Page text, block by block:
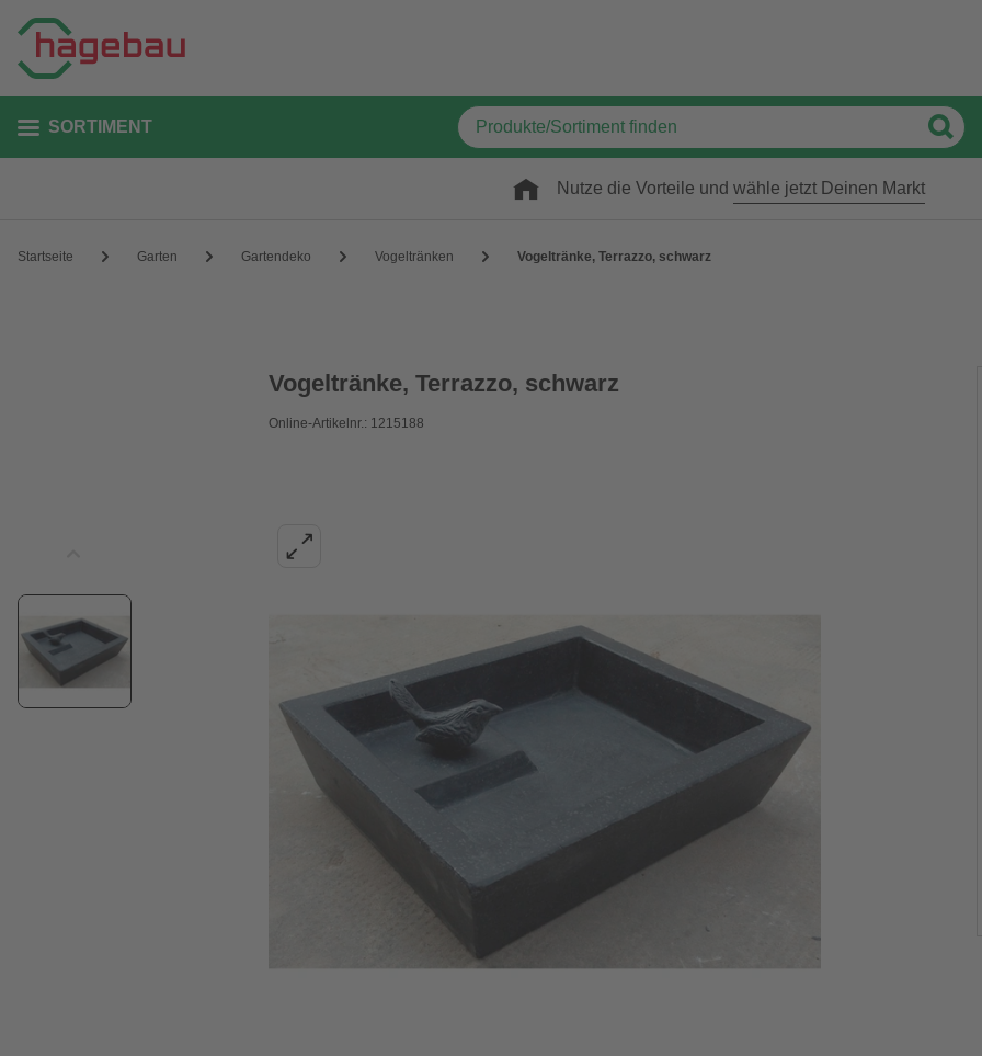
SORTIMENT
Nutze die Vorteile und wähle jetzt Deinen Markt
Startseite Garten Gartendeko Vogeltränken Vogeltränke, Terrazzo, schwarz
Vogeltränke, Terrazzo, schwarz
Online-Artikelnr.: 1215188